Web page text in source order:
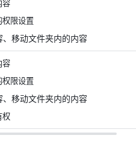
容
权限设置
移动文件夹内的内容
容
权限设置
移动文件夹内的内容
权